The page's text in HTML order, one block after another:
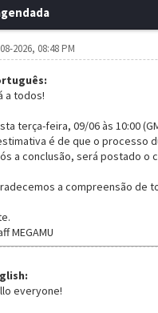
2026, 08:48 PM
a todos!
terça-feira, 09/06 às 10:00
é de que o processo
a conclusão, será postado o
a compreensão de
MEGAMU
everyone!